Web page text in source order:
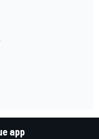
app